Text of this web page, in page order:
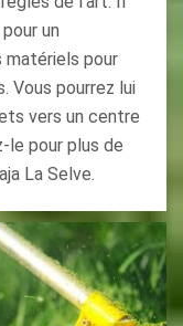
un
matériels pour
Vous pourrez lui
vers un centre
le pour plus de
La Selve.